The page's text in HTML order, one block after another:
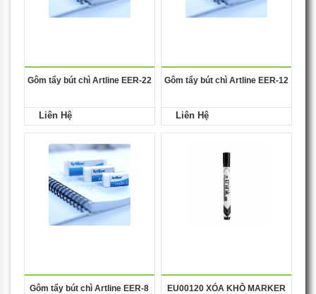
Gôm tẩy bút chì Artline EER-22
Liên Hệ
Gôm tẩy bút chì Artline EER-12
Liên Hệ
Gôm tẩy bút chì Artline EER-8
EU00120 XÓA KHÔ MARKER